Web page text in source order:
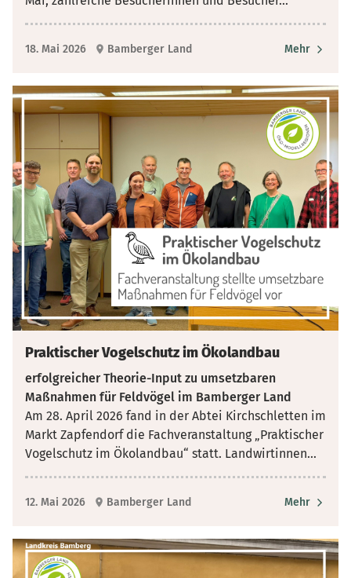
18. Mai 2026 Bamberger Land Mehr
Praktischer Vogelschutz im Ökolandbau
erfolgreicher Theorie-Input zu umsetzbaren
Maßnahmen für Feldvögel im Bamberger Land
Am 28. April 2026 fand in der Abtei Kirchschletten im
Markt Zapfendorf die Fachveranstaltung „Praktischer
Vogelschutz im Ökolandbau“ statt. Landwirtinnen...
12. Mai 2026 Bamberger Land Mehr